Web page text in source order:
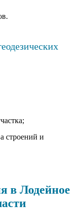
строений и
в Лодейное